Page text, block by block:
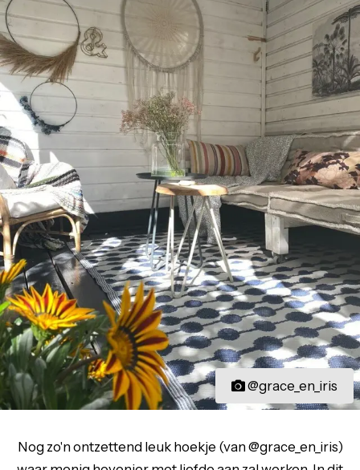
@grace_en_iris
Nog zo'n ontzettend leuk hoekje (van @grace_en_iris)